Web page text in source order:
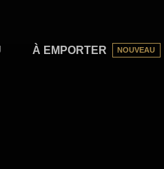
À EMPORTER NOUVEAU